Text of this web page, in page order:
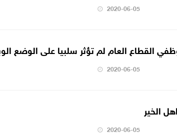
2020-06-05
القطاع العام لم تؤثر سلبيا على الوضع
2020-06-05
الخير
2020-06-05